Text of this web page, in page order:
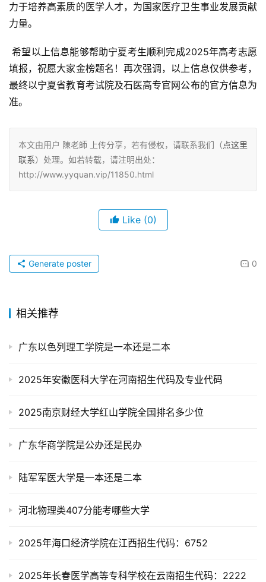
力于培养高素质的医学人才，为国家医疗卫生事业发展贡献
力量。
希望以上信息能够帮助宁夏考生顺利完成2025年高考志愿
填报，祝愿大家金榜题名！再次强调，以上信息仅供参考，
最终以宁夏省教育考试院及石医高专官网公布的官方信息为
准。
本文由用户 陳老師 上传分享，若有侵权，请联系我们（点这里
联系）处理。如若转载，请注明出处：
http://www.yyquan.vip/11850.html
Like (0)
0
Generate poster
相关推荐
广东以色列理工学院是一本还是二本
2025年安徽医科大学在河南招生代码及专业代码
2025南京财经大学红山学院全国排名多少位
广东华商学院是公办还是民办
陆军军医大学是一本还是二本
河北物理类407分能考哪些大学
2025年海口经济学院在江西招生代码：6752
2025年长春医学高等专科学校在云南招生代码：2222